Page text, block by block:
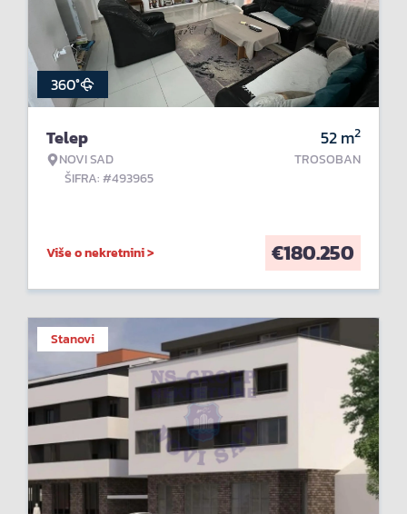
360°
Telep
NOVI SAD
ŠIFRA: #493965
52m2
TROSOBAN
Više o nekretnini > €180.250
Stanovi